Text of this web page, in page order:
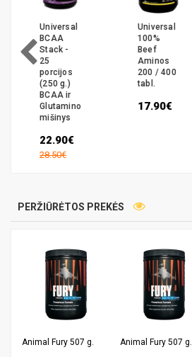
Universal
BCAA
Stack -
25
porcijos
(250 g.)
BCAA ir
Glutamino
mišinys
22.90€
28.50€
Universal
100%
Beef
Aminos
200 / 400
tabl.
17.90€
PERŽIŪRĖTOS PREKĖS
Animal Fury 507 g. Animal Fury 507 g.